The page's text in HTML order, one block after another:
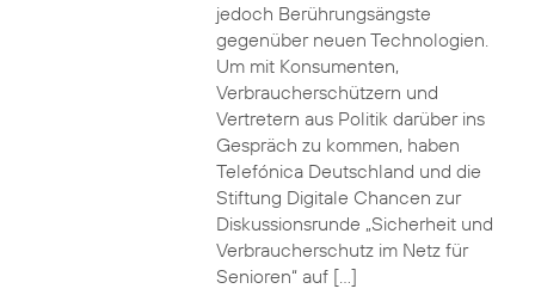
jedoch Berührungsängste
gegenüber neuen Technologien.
Um mit Konsumenten,
Verbraucherschützern und
Vertretern aus Politik darüber ins
Gespräch zu kommen, haben
Telefónica Deutschland und die
Stiftung Digitale Chancen zur
Diskussionsrunde „Sicherheit und
Verbraucherschutz im Netz für
Senioren“ auf […]